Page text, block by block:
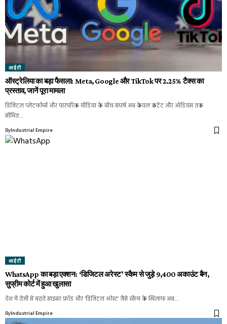
आईटी
ऑस्ट्रेलिया का बड़ा फैसला: Meta, Google और TikTok पर 2.25% टैक्स का
प्रस्ताव, जानें पूरा मामला
डिजिटल प्लेटफॉर्म्स और पारंपरिक मीडिया के बीच संघर्ष अब केवल कंटेंट और ऑडियंस तक
सीमित…
ByIndustrial Empire
आईटी
WhatsApp का बड़ा एक्शन: ‘डिजिटल अरेस्ट’ स्कैम से जुड़े 9,400 अकाउंट बैन,
सुप्रीम कोर्ट में हुआ खुलासा
देश में तेजी से बढ़ते साइबर फ्रॉड और ‘डिजिटल अरेस्ट’ जैसे स्कैम के खिलाफ अब…
ByIndustrial Empire